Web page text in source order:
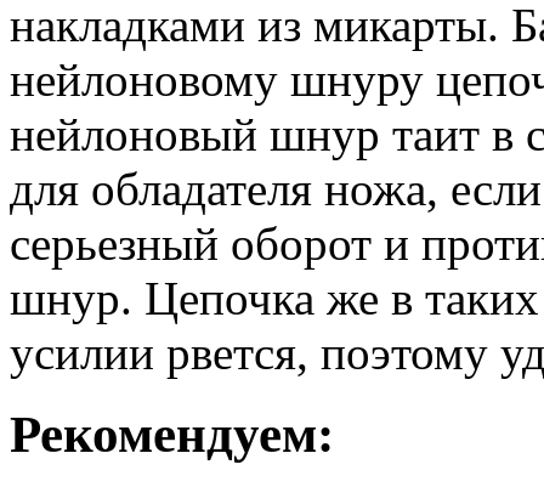
накладками из микарты.
нейлоновому шнуру
нейлоновый шнур таит в
для обладателя ножа,
серьезный оборот и
шнур. Цепочка же в
усилии рвется, поэтому
Рекомендуем: